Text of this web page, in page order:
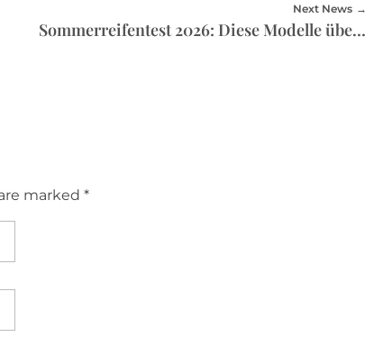
Next News
Sommerreifentest 2026: Diese Modelle überzeugen
marked *